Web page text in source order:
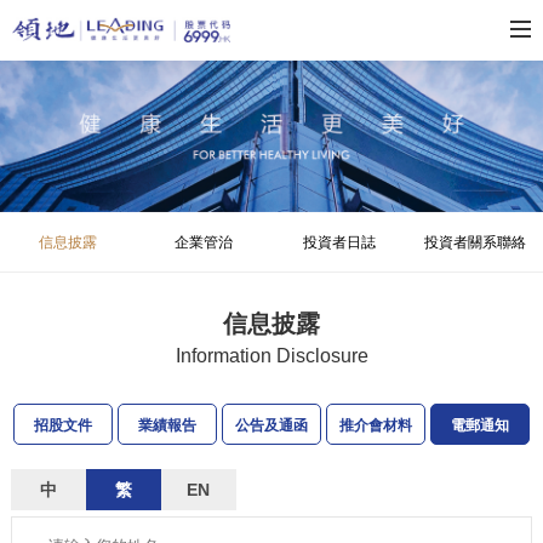
信息披露 企業管治 投資者日誌 投資者關系聯絡
信息披露
Information Disclosure
招股文件 業績報告 公告及通函 推介會材料 電郵通知
中 繁 EN